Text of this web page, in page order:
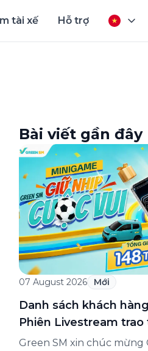
tài xế Hỗ trợ
Bài viết gần đây
07 August 2026 Mới
Danh sách khách
Phiên Livestream trao
Minigame “Giữ nhịp
Green SM xin chúc mừng